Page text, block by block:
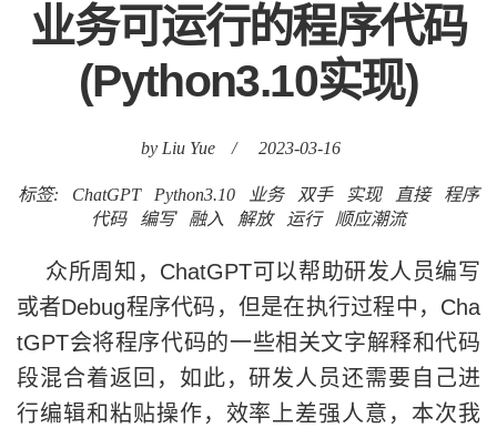
业务可运行的程序代码
(Python3.10实现)
by Liu Yue / 2023-03-16
标签: ChatGPT Python3.10 业务 双手 实现 直接
程序
代码
编写 融入 解放 运行 顺应潮流
众所周知，ChatGPT可以帮助研发人员编写
或者Debug程序代码，但是在执行过程中，Cha
tGPT会将程序代码的一些相关文字解释和代码
段混合着返回，如此，研发人员还需要自己进
行编辑和粘贴操作，效率上差强人意，本次我